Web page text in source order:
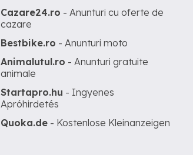
Cazare24.ro - Anunturi cu oferte de
cazare
Bestbike.ro - Anunturi moto
Animalutul.ro - Anunturi gratuite
animale
Startapro.hu - Ingyenes
Apróhirdetés
Quoka.de - Kostenlose Kleinanzeigen